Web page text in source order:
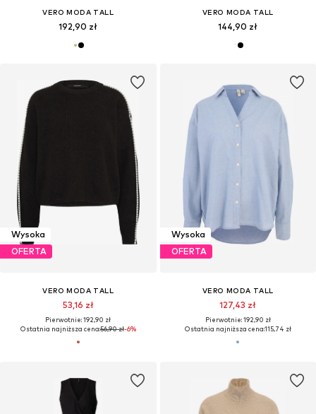
VERO MODA TALL
192,90 zł
VERO MODA TALL
144,90 zł
Wysoka
OFERTA
VERO MODA TALL
53,16 zł
Pierwotnie: 192,90 zł
Ostatnia najniższa cena:56,90 zł-6%
Wysoka
OFERTA
VERO MODA TALL
127,43 zł
Pierwotnie: 192,90 zł
Ostatnia najniższa cena:115,74 zł